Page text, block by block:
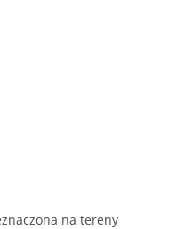
na tereny